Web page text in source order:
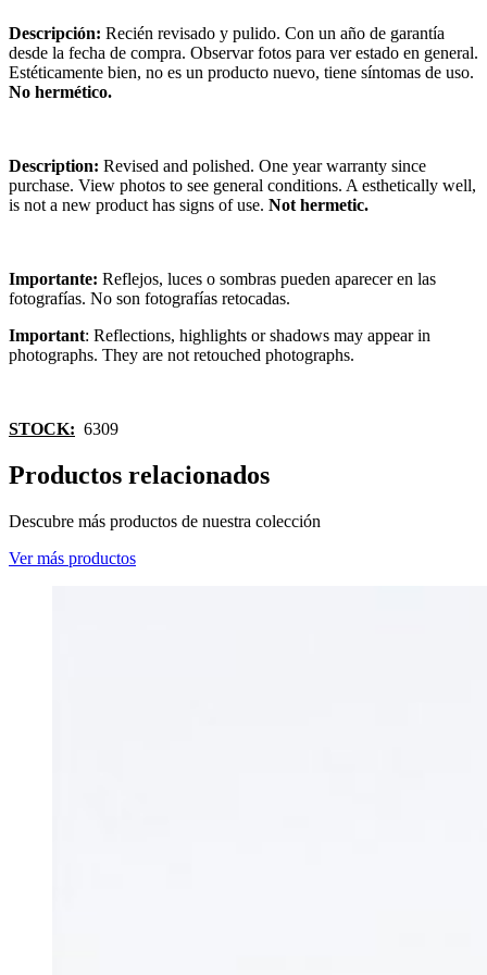
Descripción: Recién revisado y pulido. Con un año de garantía
desde la fecha de compra. Observar fotos para ver estado en general.
Estéticamente bien, no es un producto nuevo, tiene síntomas de uso.
No hermético.
Description: Revised and polished. One year warranty since
purchase. View photos to see general conditions. A esthetically well,
is not a new product has signs of use. Not hermetic.
Importante: Reflejos, luces o sombras pueden aparecer en las
fotografías. No son fotografías retocadas.
Important: Reflections, highlights or shadows may appear in
photographs. They are not retouched photographs.
STOCK: 6309
Productos relacionados
Descubre más productos de nuestra colección
Ver más productos